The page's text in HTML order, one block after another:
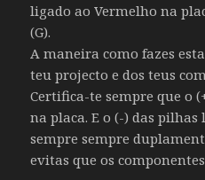
ligado ao Vermelho na
(G).
A maneira como fazes
teu projecto e dos teus
Certifica-te sempre que o
na placa. E o (-) das
sempre sempre
evitas que os